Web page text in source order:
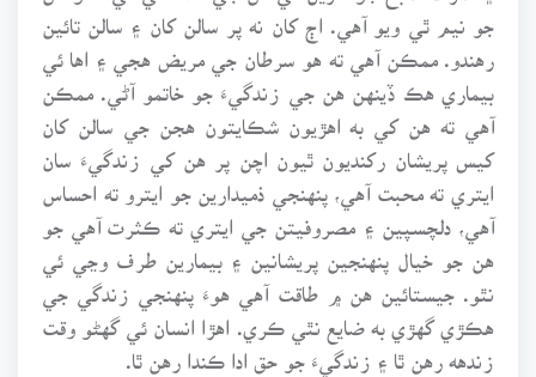
جو نيم ٿي ويو آهي. اڄ کان نه پر سالن کان ۽ سالن تائين
رهندو. ممڪن آهي ته هو سرطان جي مريض هجي ۽ اها ئي
بيماري هڪ ڏينهن هن جي زندگيءَ جو خاتمو آڻي. ممڪن
آهي ته هن کي به اهڙيون شڪايتون هجن جي سالن کان
کيس پريشان رکنديون ٿيون اچن پر هن کي زندگيءَ سان
ايتري ته محبت آهي، پنهنجي ذميدارين جو ايترو ته احساس
آهي، دلچسپين ۽ مصروفيتن جي ايتري ته ڪثرت آهي جو
هن جو خيال پنهنجين پريشانين ۽ بيمارين طرف وڃي ئي
نٿو. جيستائين هن ۾ طاقت آهي هوءَ پنهنجي زندگي جي
هڪڙي گهڙي به ضايع نٿي ڪري. اهڙا انسان ئي گهڻو وقت
زندهه رهن ٿا ۽ زندگيءَ جو حق ادا ڪندا رهن ٿا.